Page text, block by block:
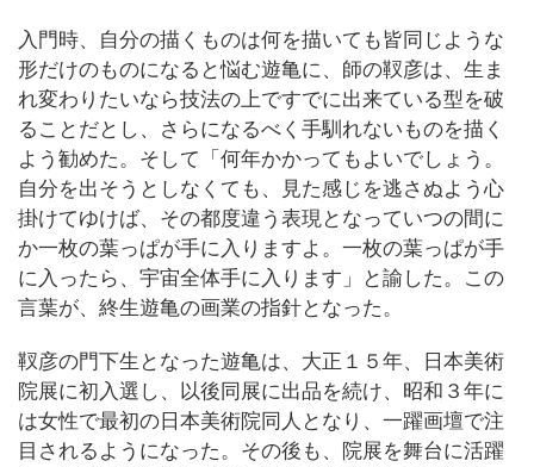
入門時、自分の描くものは何を描いても皆同じような
形だけのものになると悩む遊亀に、師の靫彦は、生ま
れ変わりたいなら技法の上ですでに出来ている型を破
ることだとし、さらになるべく手馴れないものを描く
よう勧めた。そして「何年かかってもよいでしょう。
自分を出そうとしなくても、見た感じを逃さぬよう心
掛けてゆけば、その都度違う表現となっていつの間に
か一枚の葉っぱが手に入りますよ。一枚の葉っぱが手
に入ったら、宇宙全体手に入ります」と諭した。この
言葉が、終生遊亀の画業の指針となった。
靫彦の門下生となった遊亀は、大正１５年、日本美術
院展に初入選し、以後同展に出品を続け、昭和３年に
は女性で最初の日本美術院同人となり、一躍画壇で注
目されるようになった。その後も、院展を舞台に活躍